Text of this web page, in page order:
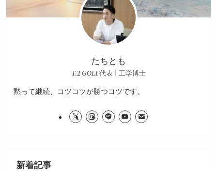
たちとも
T.2 GOLF代表 | 工学博士
黙って継続、コツコツが勝つコツです。
新着記事